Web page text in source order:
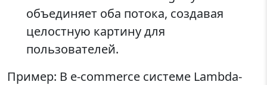
объединяет оба потока, создавая
целостную картину для
пользователей.
Пример: В e-commerce системе Lambda-